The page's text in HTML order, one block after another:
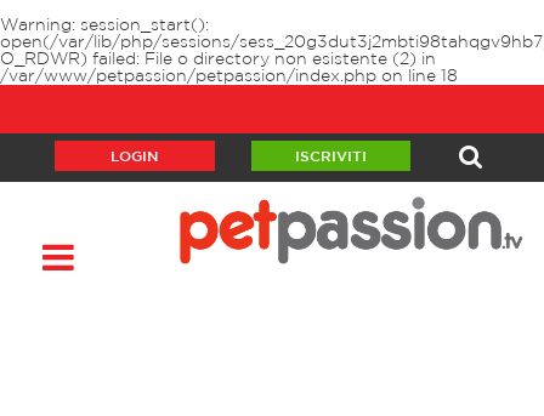
Warning: session_start():
open(/var/lib/php/sessions/
O_RDWR) failed: File o directory non esistente (2) in
/var/www/petpassion/petpassion/index.php on line 18
LOGIN ISCRIVITI